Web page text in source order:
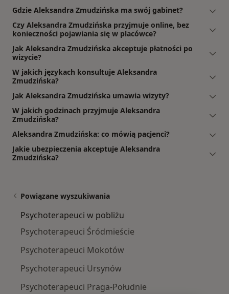
Gdzie Aleksandra Zmudzińska ma swój gabinet?
Czy Aleksandra Zmudzińska przyjmuje online, bez
konieczności pojawiania się w placówce?
Jak Aleksandra Zmudzińska akceptuje płatności po
wizycie?
W jakich językach konsultuje Aleksandra
Zmudzińska?
Jak Aleksandra Zmudzińska umawia wizyty?
W jakich godzinach przyjmuje Aleksandra
Zmudzińska?
Aleksandra Zmudzińska: co mówią pacjenci?
Jakie ubezpieczenia akceptuje Aleksandra
Zmudzińska?
Powiązane wyszukiwania
Psychoterapeuci w pobliżu
Psychoterapeuci Śródmieście
Psychoterapeuci Mokotów
Psychoterapeuci Ursynów
Psychoterapeuci Praga-Południe